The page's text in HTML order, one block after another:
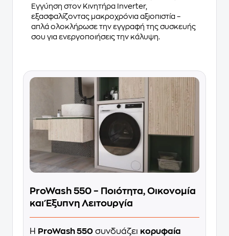
Εγγύηση στον Κινητήρα Inverter,
εξασφαλίζοντας μακροχρόνια αξιοπιστία –
απλά ολοκλήρωσε την εγγραφή της συσκευής
σου για ενεργοποιήσεις την κάλυψη.
ProWash 550 – Ποιότητα, Οικονομία
και Έξυπνη Λειτουργία
Η ProWash 550 συνδυάζει κορυφαία